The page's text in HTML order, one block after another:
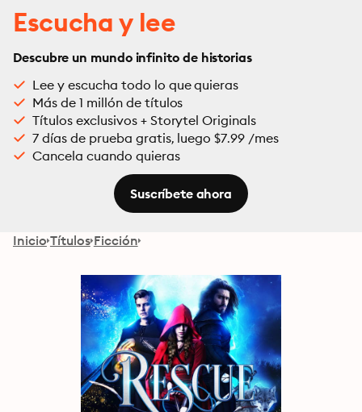
Escucha y lee
Descubre un mundo infinito de historias
Lee y escucha todo lo que quieras
Más de 1 millón de títulos
Títulos exclusivos + Storytel Originals
7 días de prueba gratis, luego $7.99 /mes
Cancela cuando quieras
Suscríbete ahora
Inicio Títulos Ficción